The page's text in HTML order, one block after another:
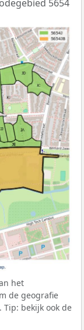
5654
het
de geografie
Tip: bekijk ook de